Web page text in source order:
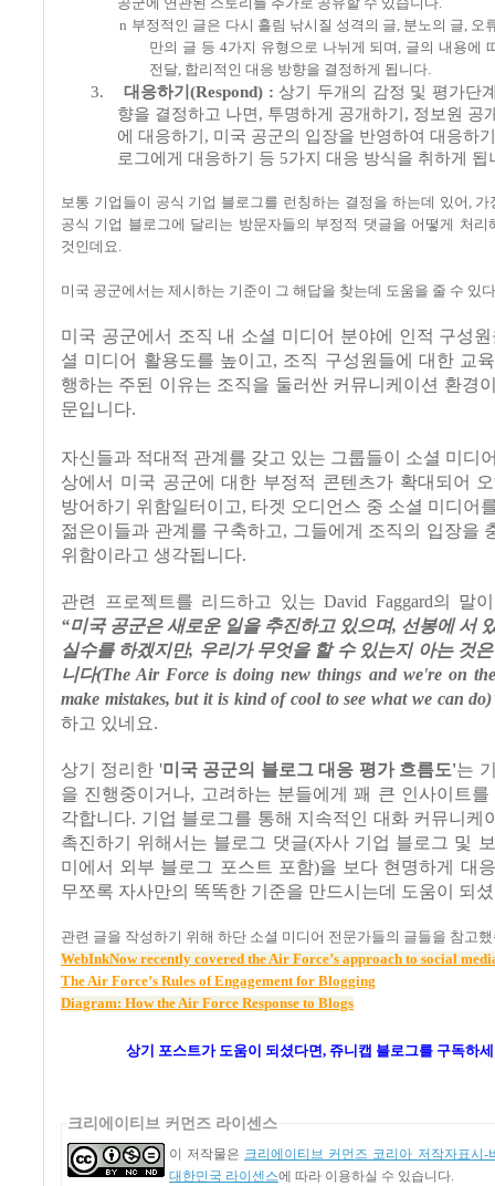
n 부정적인 글은 다시 흘림 낚시질 성격의 글, 분노의 글, 오
만의 글 등 4가지 유형으로 나뉘게 되며 , 글의 내용에
전달, 합리적인 대응 방향을 결정하게 됩니다.
3. 대응하기 (Respond) : 상기 두개의 감정 및 평가단
향을 결정하고 나면, 투명하게 공개하기 , 정보원 공
에 대응하기 , 미국 공군의 입장을 반영하여 대응하기
로그에게 대응하기 등 5가지 대응 방식을 취하게 됩
보통 기업들이 공식 기업 블로그를 런칭하는 결정을 하는데 있어 , 가
공식 기업 블로그에 달리는 방문자들의 부정적 댓글을 어떻게 처리
것인데요.
미국 공군에서는 제시하는 기준이 그 해답을 찾는데 도움을 줄 수 있
미국 공군에서 조직 내 소셜 미디어 분야에 인적 구성
셜 미디어 활용도를 높이고, 조직 구성원들에 대한 교
행하는 주된 이유는 조직을 둘러싼 커뮤니케이션 환경
문입니다.
자신들과 적대적 관계를 갖고 있는 그룹들이 소셜 미디
상에서 미국 공군에 대한 부정적 콘텐츠가 확대되어
방어하기 위함일터이고, 타겟 오디언스 중 소셜 미디어
젊은이들과 관계를 구축하고, 그들에게 조직의 입장을
위함이라고 생각됩니다.
관련 프로젝트를 리드하고 있는David Faggard의 말
“미국 공군은 새로운 일을 추진하고 있으며, 선봉에 서
실수를 하겠지만, 우리가 무엇을 할 수 있는지 아는 것
니다(The Air Force is doing new things and we're on
make mistakes, but it is kind of cool to see what we can
하고 있네요.
상기 정리한 '미국 공군의 블로그 대응 평가 흐름도'는
을 진행중이거나, 고려하는 분들에게 꽤 큰 인사이트
각합니다. 기업 블로그를 통해 지속적인 대화 커뮤니케
촉진하기 위해서는 블로그 댓글(자사 기업 블로그 및
미에서 외부 블로그 포스트 포함)을 보다 현명하게 대
무쪼록 자사만의 똑똑한 기준을 만드시는데 도움이 되
관련 글을 작성하기 위해 하단 소셜 미디어 전문가들의 글들을 참고
WebInkNow recently covered the Air Force’s approach to social
The Air Force’s Rules of Engagement for Blogging
Diagram: How the Air Force Response to Blogs
상기 포스트가 도움이 되셨다면, 쥬니캡 블로그를 구독하
크리에이티브 커먼즈 라이센스
이 저작물은 크리에이티브 커먼즈 코리아 저작자표시-
대한민국 라이센스에 따라 이용하실 수 있습니다.